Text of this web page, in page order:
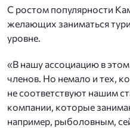
С ростом популярности
желающих заниматься
уровне.
«В нашу ассоциацию в
членов. Но немало и тех,
не соответствуют нашим
компании, которые
например, рыболовным,